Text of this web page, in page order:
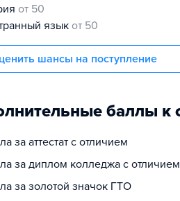
от 50
язык от 50
шансы на поступление
баллы к
за аттестат с отличием
за диплом колледжа с отличием
за золотой значок ГТО